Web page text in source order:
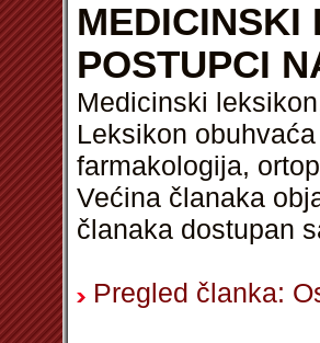
MEDICINSKI
POSTUPCI
Medicinski
Leksikon
farmakologija,
Većina članaka
članaka dostupan
Pregled članka: